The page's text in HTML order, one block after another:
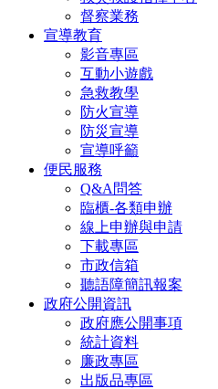
督察業務
宣導教育
影音專區
互動小遊戲
急救教學
防火宣導
防災宣導
宣導呼籲
便民服務
Q&A問答
臨櫃-各類申辦
線上申辦與申請
下載專區
市政信箱
聽語障簡訊報案
政府公開資訊
政府應公開事項
統計資料
廉政專區
出版品專區